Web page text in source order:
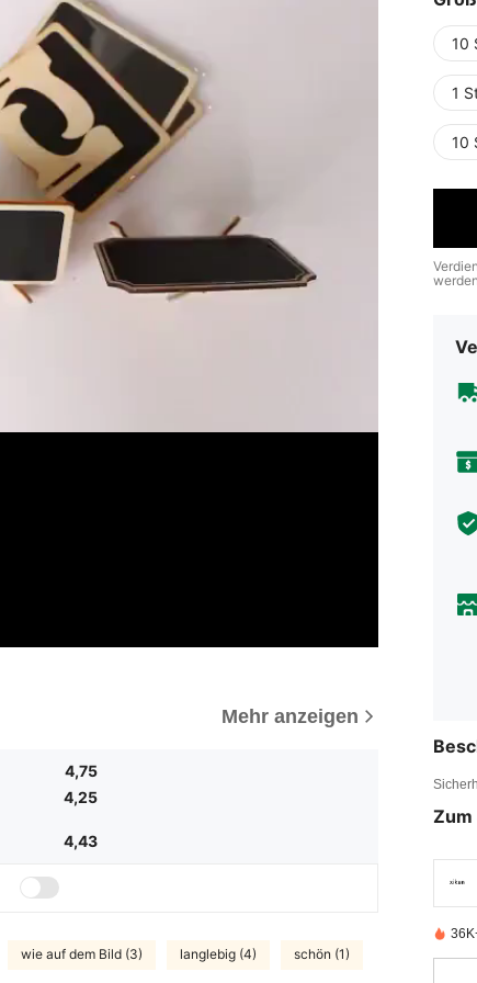
Mehr anzeigen
4,75
4,25
4,43
wie auf dem Bild (3) langlebig (4) schön (1)
10
1
10
Zum